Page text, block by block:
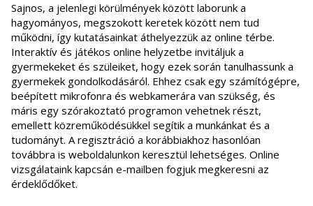
Sajnos, a jelenlegi körülmények között laborunk a
hagyományos, megszokott keretek között nem tud
működni, így kutatásainkat áthelyezzük az online térbe.
Interaktív és játékos online helyzetbe invitáljuk a
gyermekeket és szüleiket, hogy ezek során tanulhassunk a
gyermekek gondolkodásáról. Ehhez csak egy számítógépre,
beépített mikrofonra és webkamerára van szükség, és
máris egy szórakoztató programon vehetnek részt,
emellett közreműködésükkel segítik a munkánkat és a
tudományt. A regisztráció a korábbiakhoz hasonlóan
továbbra is weboldalunkon keresztül lehetséges. Online
vizsgálataink kapcsán e-mailben fogjuk megkeresni az
érdeklődőket.